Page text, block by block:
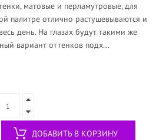
матовые и перламутровые, для
палитре отлично растушевываются и
день. На глазах будут такими же
вариант оттенков подх...
ДОБАВИТЬ В КОРЗИНУ